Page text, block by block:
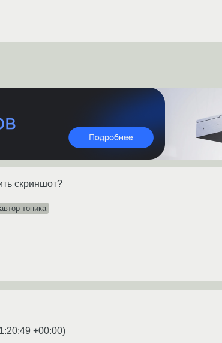
скриншот?
автор топика
+00:00)